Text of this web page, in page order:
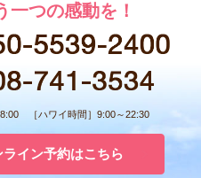
一つの感動を！
［ハワイ時間］9:00～22:30
イン予約はこちら